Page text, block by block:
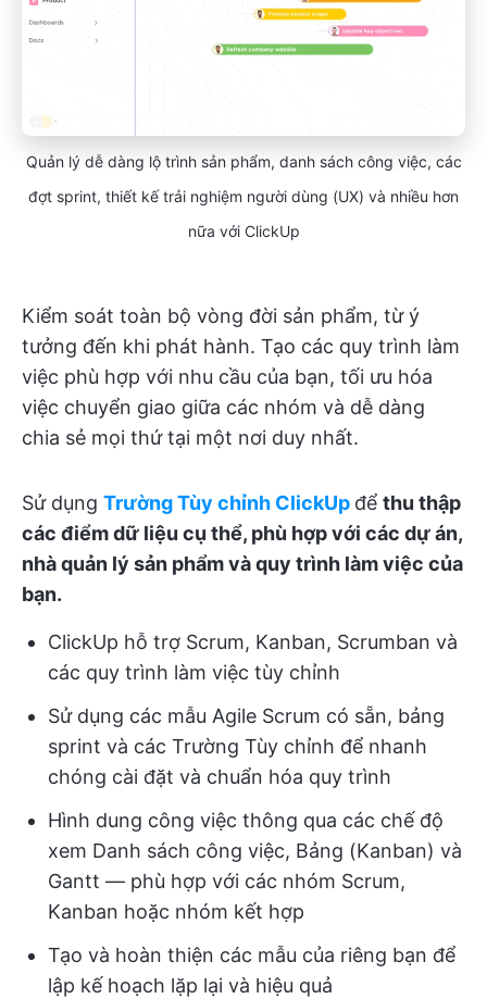
Quản lý dễ dàng lộ trình sản phẩm, danh sách công việc, các
đợt sprint, thiết kế trải nghiệm người dùng (UX) và nhiều hơn
nữa với ClickUp
Kiểm soát toàn bộ vòng đời sản phẩm, từ ý
tưởng đến khi phát hành. Tạo các quy trình làm
việc phù hợp với nhu cầu của bạn, tối ưu hóa
việc chuyển giao giữa các nhóm và dễ dàng
chia sẻ mọi thứ tại một nơi duy nhất.
Sử dụng Trường Tùy chỉnh ClickUp để thu thập
các điểm dữ liệu cụ thể, phù hợp với các dự án,
nhà quản lý sản phẩm và quy trình làm việc của
bạn.
ClickUp hỗ trợ Scrum, Kanban, Scrumban và
các quy trình làm việc tùy chỉnh
Sử dụng các mẫu Agile Scrum có sẵn, bảng
sprint và các Trường Tùy chỉnh để nhanh
chóng cài đặt và chuẩn hóa quy trình
Hình dung công việc thông qua các chế độ
xem Danh sách công việc, Bảng (Kanban) và
Gantt — phù hợp với các nhóm Scrum,
Kanban hoặc nhóm kết hợp
Tạo và hoàn thiện các mẫu của riêng bạn để
lập kế hoạch lặp lại và hiệu quả